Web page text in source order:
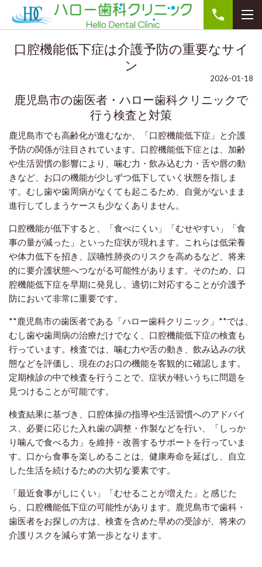
口腔機能低下症は介護予防の重要なサイ
ン
2026-01-18
鹿児島市の歯医者・ハロー歯科クリニックで
行う検査と対策
鹿児島市でも高齢化が進むなか、「口腔機能低下症」と介護
予防の関係が注目されています。口腔機能低下症とは、加齢
や生活習慣の影響により、噛む力・飲み込む力・舌や唇の動
きなど、お口の機能が少しずつ低下していく状態を指しま
す。むし歯や歯周病がなくても起こるため、自覚がないまま
進行してしまうケースも少なくありません。
口腔機能が低下すると、「食べにくい」「むせやすい」「食
事の量が減った」といった症状が現れます。これらは低栄養
や体力低下を招き、誤嚥性肺炎のリスクを高めるなど、将来
的に要介護状態へつながる可能性があります。そのため、口
腔機能低下症を早期に発見し、適切に対応することが介護予
防において非常に重要です。
**鹿児島市の歯医者である「ハロー歯科クリニック」**では、
むし歯や歯周病の治療だけでなく、口腔機能低下症の検査も
行っています。検査では、噛む力や舌の動き、飲み込みの状
態などを評価し、現在のお口の機能を客観的に確認します。
定期検診の中で検査を行うことで、症状が軽いうちに問題を
見つけることが可能です。
検査結果に基づき、口腔体操の指導や生活習慣へのアドバイ
ス、必要に応じた入れ歯の調整・作製などを行い、「しっか
り噛んで食べる力」を維持・改善するサポートを行っていま
す。口から食事を楽しめることは、健康寿命を延ばし、自立
した生活を続けるための大切な要素です。
「最近食事がしにくい」「むせることが増えた」と感じた
ら、口腔機能低下症の可能性があります。鹿児島市で歯科・
歯医者をお探しの方は、検査を含めた早めの受診が、将来の
介護リスクを減らす第一歩となります。